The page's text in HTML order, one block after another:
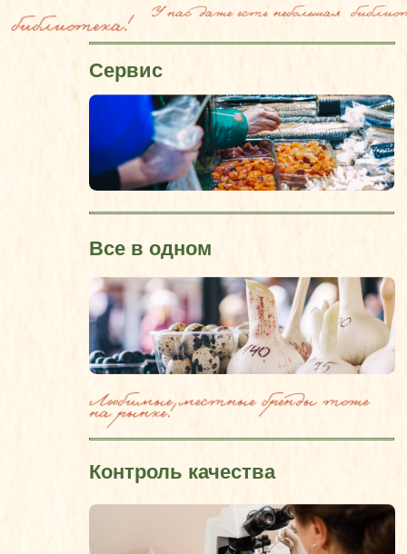
Контроль качества
КАЛИНИНГРАДСКИЙ